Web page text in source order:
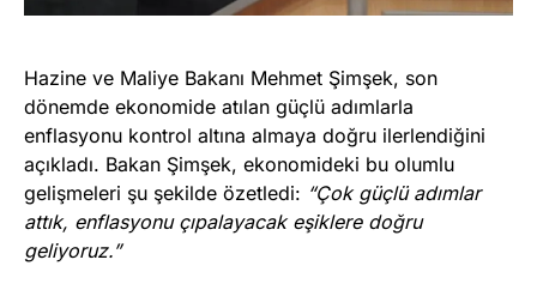
Hazine ve Maliye Bakanı Mehmet Şimşek, son
dönemde ekonomide atılan güçlü adımlarla
enflasyonu kontrol altına almaya doğru ilerlendiğini
açıkladı. Bakan Şimşek, ekonomideki bu olumlu
gelişmeleri şu şekilde özetledi: “Çok güçlü adımlar
attık, enflasyonu çıpalayacak eşiklere doğru
geliyoruz.”